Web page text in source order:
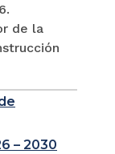
de la
– 2030